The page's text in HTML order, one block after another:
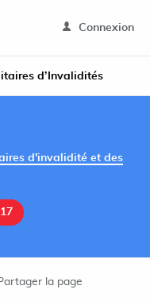
Connexion
d’Invalidités
d'invalidité et des
la page